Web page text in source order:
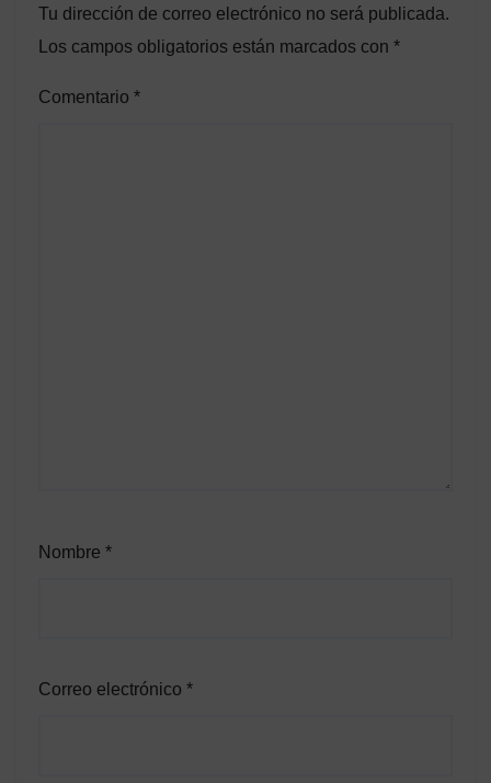
Tu dirección de correo electrónico no será publicada.
Los campos obligatorios están marcados con *
Comentario *
Nombre *
Correo electrónico *